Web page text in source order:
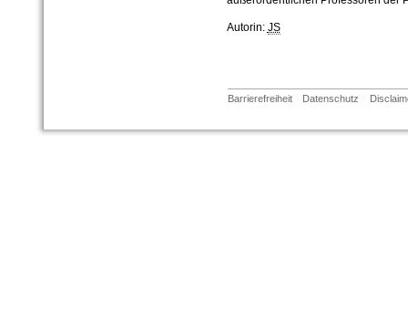
Autorin: JS
Barrierefreiheit Datenschutz